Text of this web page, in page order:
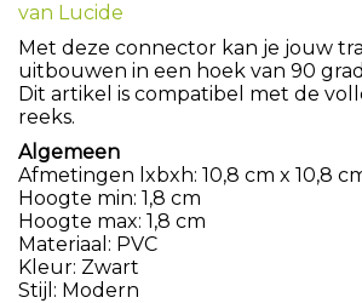
van Lucide
Met deze connector kan je jouw
uitbouwen in een hoek van 90
Dit artikel is compatibel met de
reeks.
Algemeen
Afmetingen lxbxh: 10,8 cm x 10,8
Hoogte min: 1,8 cm
Hoogte max: 1,8 cm
Materiaal: PVC
Kleur: Zwart
Stijl: Modern